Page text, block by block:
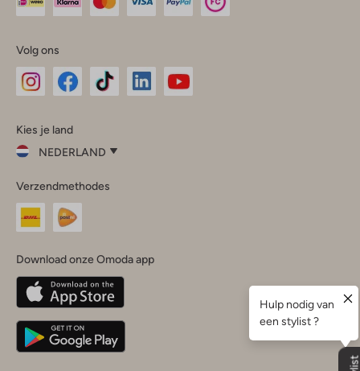
Volg ons
InstagramFacebook
Kies je land
NEDERLAND
je
land
Nederland
Belgique(Français)
Deutschland
Verzendmethodes
Download onze Omoda app